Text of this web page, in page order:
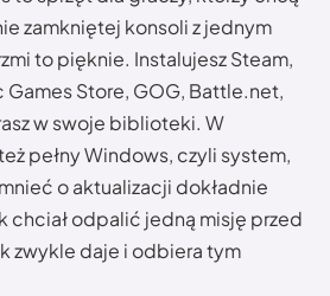
zamkniętej konsoli z jednym
to pięknie. Instalujesz Steam,
Store, GOG, Battle.net,
w swoje biblioteki. W
pełny Windows, czyli system,
o aktualizacji dokładnie
chciał odpalić jedną misję przed
zwykle daje i odbiera tym